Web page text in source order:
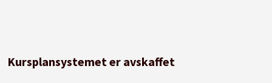
Kursplansystemet er avskaffet